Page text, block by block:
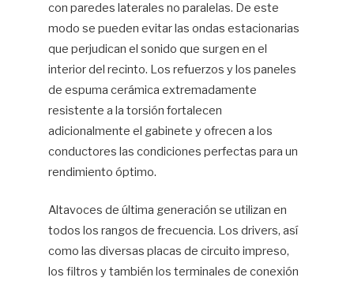
con paredes laterales no paralelas. De este
modo se pueden evitar las ondas estacionarias
que perjudican el sonido que surgen en el
interior del recinto. Los refuerzos y los paneles
de espuma cerámica extremadamente
resistente a la torsión fortalecen
adicionalmente el gabinete y ofrecen a los
conductores las condiciones perfectas para un
rendimiento óptimo.
Altavoces de última generación se utilizan en
todos los rangos de frecuencia. Los drivers, así
como las diversas placas de circuito impreso,
los filtros y también los terminales de conexión